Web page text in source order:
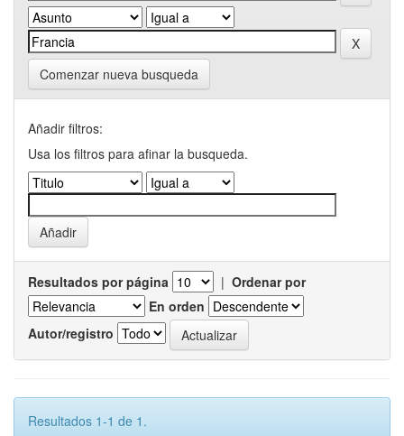
Comenzar nueva busqueda
Añadir filtros:
Usa los filtros para afinar la busqueda.
Resultados por página | Ordenar por
En orden
Autor/registro
Resultados 1-1 de 1.